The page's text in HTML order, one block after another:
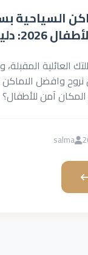
السياحية
العائلية المقبلة،
وافضل الاماكن
آمن
salma